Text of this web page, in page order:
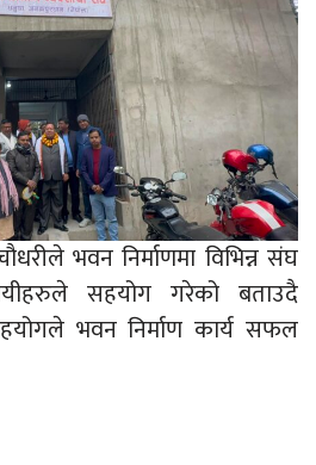
भवन निर्माणमा विभिन्न संघ
सहयोग गरेको बताउदै
भवन निर्माण कार्य सफल